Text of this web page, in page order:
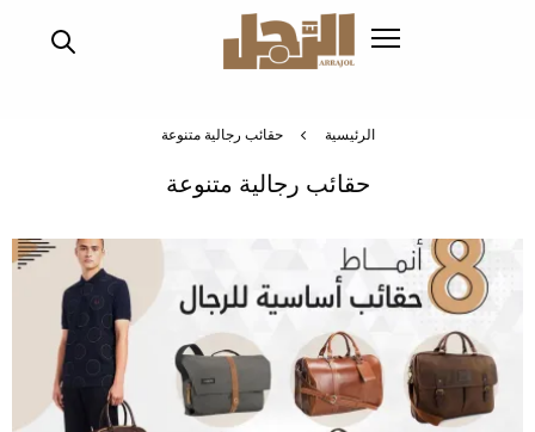
الرئيسية حقائب رجالية متنوعة
حقائب رجالية متنوعة